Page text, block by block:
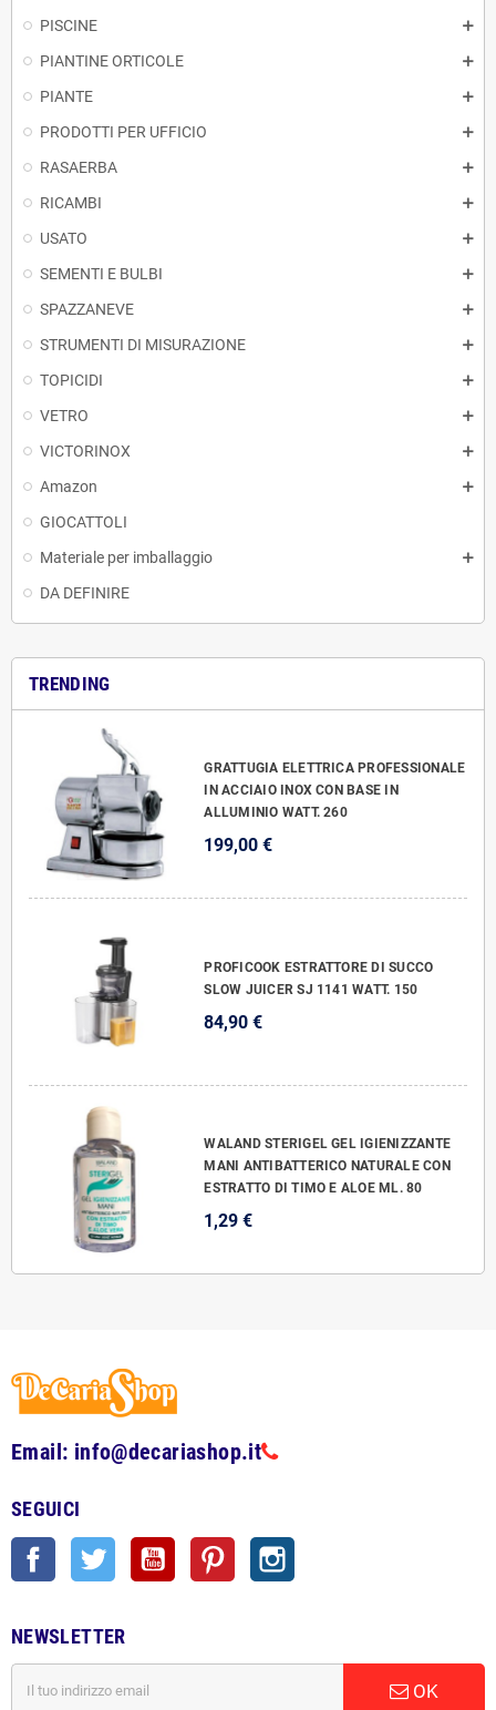
PISCINE
PIANTINE ORTICOLE
PIANTE
PRODOTTI PER UFFICIO
RASAERBA
RICAMBI
USATO
SEMENTI E BULBI
SPAZZANEVE
STRUMENTI DI MISURAZIONE
TOPICIDI
VETRO
VICTORINOX
Amazon
GIOCATTOLI
Materiale per imballaggio
DA DEFINIRE
TRENDING
GRATTUGIA ELETTRICA PROFESSIONALE
IN ACCIAIO INOX CON BASE IN
ALLUMINIO WATT. 260
199,00 €
PROFICOOK ESTRATTORE DI SUCCO
SLOW JUICER SJ 1141 WATT. 150
84,90 €
WALAND STERIGEL GEL IGIENIZZANTE
MANI ANTIBATTERICO NATURALE CON
ESTRATTO DI TIMO E ALOE ML. 80
1,29 €
Email: info@decariashop.it
SEGUICI
Facebook Twitter YouTube Pinterest
NEWSLETTER
OK